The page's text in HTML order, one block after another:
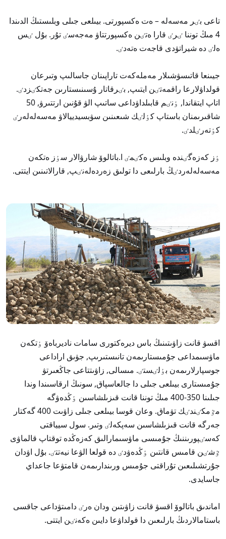
تاعى بٸر مەسەلە – ەت ەكسپورتى. بيىلعى جىلى وبلىستىڭ الدىندا
4 مىڭ توننا ٸرٸ قارا ەتٸن ەكسپورتتاۋ مەجەسٸ تۇر. بۇل ٸس
ەلٸ دە شيراتۋدى قاجەت ەتەدٸ.
جيىنعا قاتىسۋشىلار مەملەكەت تاراپىنان جاسالىپ وتىرعان
قولداۋلارعا راقمەتٸن ايتىپ, بٸرقاتار ۇسىنىستارىن جەتكٸزدٸ.
اتاپ ايتقاندا, ٶنٸم قابىلداۋداعى ساتىپ الۋ قۇنىن ارتتىرۋ, 50
شاقىرىمنان باستاپ كٶلٸك شىعىنىن سۋبسيدييالاۋ مەسەلەلەرٸ
كٶتەرٸلدٸ.
ٶز كەزەگٸندە وبلىس ەكٸمٸ ا.باتالوۆ شارۋالار سٶز ەتكەن
مەسەلەلەردٸڭ بارلىعى دا تولىق زەردەلەنٸپ, قارالاتىنىن ايتتى.
اقسۋ قانت زاۋىتىنىڭ باس ديرەكتورى سامات ناديرباەۆ ٶتكەن
ماۋسىمداعى جۇمىستارىمەن تانىستىرىپ, جۋىق اراداعى
جوسپارلارىمەن بٶلٸستٸ. مىسالى, زاۋىتتاعى جاڭعىرتۋ
جۇمىستارى بيىلعى جىلى دا جالعاسپاق, سونىڭ ارقاسىندا وندا
جىلىنا 350-400 مىڭ توننا قانت قىزىلشاسىن ٶڭدەۋگە
مٷمكٸندٸك تۋماق. وعان قوسا بيىلعى جىلى زاۋىت 400 گەكتار
جەرگە قانت قىزىلشاسىن سەپكەلٸ وتىر. سول سيياقتى
كەسٸپورىننىڭ جۇمىسى ماۋسىمارالىق كەزەڭدە توقتاپ قالماۋى
ٷشٸن قامىس قانتىن ٶڭدەۋدٸ دە قولعا الۋعا نيەتتٸ. بۇل اۋدان
جۇرتشىلىعىن تۇراقتى جۇمىس ورىندارىمەن قامتۋعا جاعداي
جاسايدى.
اماندىق باتالوۆ اقسۋ قانت زاۋىتىن ودان ەرٸ دامىتۋداعى جاقسى
باستامالاردىڭ بارلىعىن دا قولداۋعا دايىن ەكەنٸن ايتتى.